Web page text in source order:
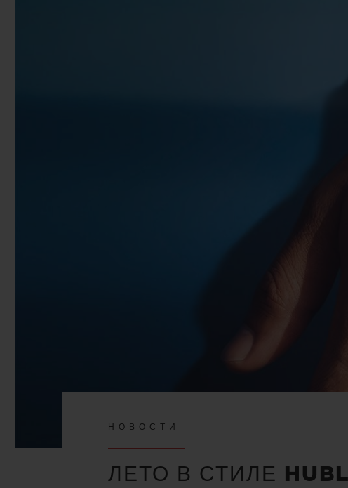
НОВОСТИ
ЛЕТО В СТИЛЕ